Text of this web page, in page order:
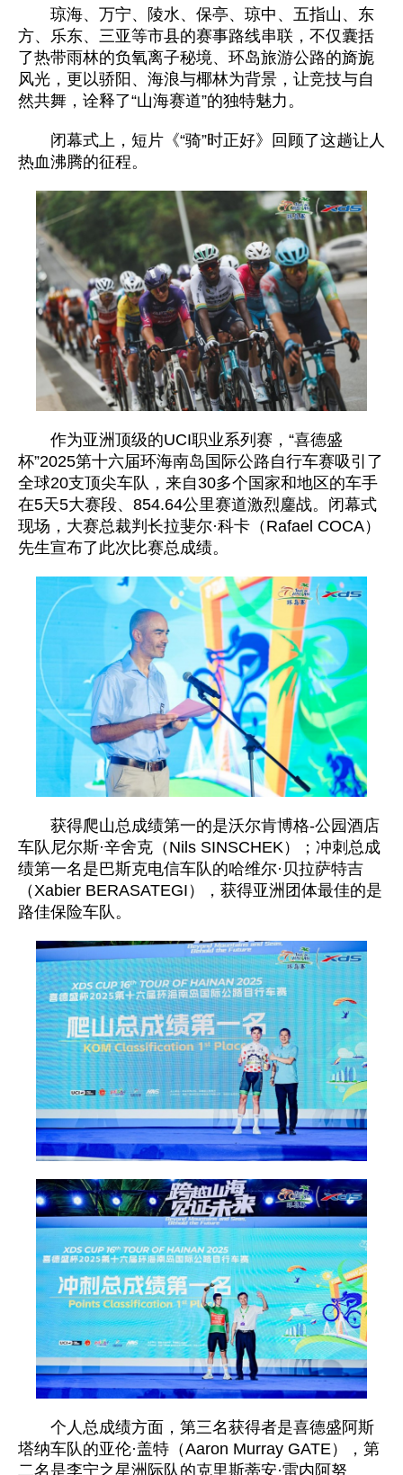
琼海、万宁、陵水、保亭、琼中、五指山、东
方、乐东、三亚等市县的赛事路线串联，不仅囊括
了热带雨林的负氧离子秘境、环岛旅游公路的旖旎
风光，更以骄阳、海浪与椰林为背景，让竞技与自
然共舞，诠释了“山海赛道”的独特魅力。
闭幕式上，短片《“骑”时正好》回顾了这趟让人
热血沸腾的征程。
作为亚洲顶级的UCI职业系列赛，“喜德盛
杯”2025第十六届环海南岛国际公路自行车赛吸引了
全球20支顶尖车队，来自30多个国家和地区的车手
在5天5大赛段、854.64公里赛道激烈鏖战。闭幕式
现场，大赛总裁判长拉斐尔·科卡（Rafael COCA）
先生宣布了此次比赛总成绩。
获得爬山总成绩第一的是沃尔肯博格-公园酒店
车队尼尔斯·辛舍克（Nils SINSCHEK）；冲刺总成
绩第一名是巴斯克电信车队的哈维尔·贝拉萨特吉
（Xabier BERASATEGI），获得亚洲团体最佳的是
路佳保险车队。
个人总成绩方面，第三名获得者是喜德盛阿斯
塔纳车队的亚伦·盖特（Aaron Murray GATE），第
二名是李宁之星洲际队的克里斯蒂安·雷内阿努